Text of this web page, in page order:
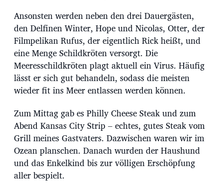
Ansonsten werden neben den drei Dauergästen,
den Delfinen Winter, Hope und Nicolas, Otter, der
Filmpelikan Rufus, der eigentlich Rick heißt, und
eine Menge Schildkröten versorgt. Die
Meeresschildkröten plagt aktuell ein Virus. Häufig
lässt er sich gut behandeln, sodass die meisten
wieder fit ins Meer entlassen werden können.
Zum Mittag gab es Philly Cheese Steak und zum
Abend Kansas City Strip – echtes, gutes Steak vom
Grill meines Gastvaters. Dazwischen waren wir im
Ozean planschen. Danach wurden der Haushund
und das Enkelkind bis zur völligen Erschöpfung
aller bespielt.